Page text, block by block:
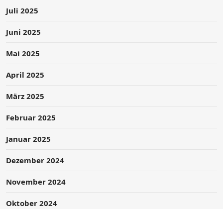
Juli 2025
Juni 2025
Mai 2025
April 2025
März 2025
Februar 2025
Januar 2025
Dezember 2024
November 2024
Oktober 2024